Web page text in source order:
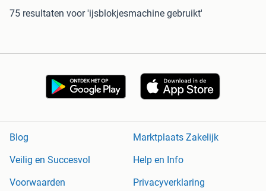
75 resultaten voor 'ijsblokjesmachine gebruikt'
Blog
Marktplaats Zakelijk
Veilig en Succesvol
Help en Info
Voorwaarden
Privacyverklaring